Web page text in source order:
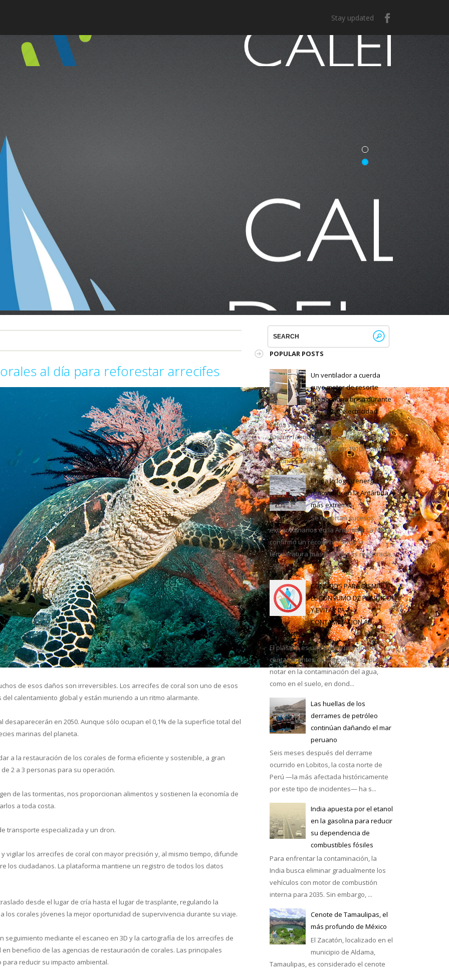
Stay updated
es el mejor calentador solar de México
que tan sana es el agua en tu casa
es el mejor calentador solar de México
al día para reforestar arrecifes
de esos daños son irreversibles. Los arrecifes de coral son uno de esos
calentamiento global y están muriendo a un ritmo alarmante.
desaparecerán en 2050. Aunque sólo ocupan el 0,1% de la superficie total del
marinas del planeta.
a la restauración de los corales de forma eficiente y sostenible, a gran
2 a 3 personas para su operación.
de las tormentas, nos proporcionan alimentos y sostienen la economía de
a toda costa.
transporte especializada y un dron.
vigilar los arrecifes de coral con mayor precisión y, al mismo tiempo, difunde
los ciudadanos. La plataforma mantiene un registro de todos los datos
desde el lugar de cría hasta el lugar de trasplante, regulando la
los corales jóvenes la mejor oportunidad de supervivencia durante su viaje.
mediante el escaneo en 3D y la cartografía de los arrecifes de
beneficio de las agencias de restauración de corales. Las principales
reducir su impacto ambiental.
POPULAR POSTS
Un ventilador a cuerda
cuyo motor de resorte
proporciona brisa durante
30 min sin electricidad
Estos ventiladores de cuerda o de reloj
fueron fabricados por E. Paillard & Co.
en Suiza en la década de 1910. Estaban
destinados a los...
China lo logra: energía
renovable en la Antártida
más extrema
Se reportan sucesos
extraordinarios en la Antártida. La NASA
confirmó un récord histórico: la
temperatura más baja jamás registrada,
–93,2 °...
CONSEJOS PARA DISMINUIR
EL CONSUMO DE PLÁSTICO
Y EVITAR LA
CONTAMINACIÓN AL
AMBIENTE
El plástico es uno de los principales
contaminantes del ambiente, se puede
notar en la contaminación del agua,
como en el suelo, en dond...
Las huellas de los
derrames de petróleo
continúan dañando el mar
peruano
Seis meses después del derrame
ocurrido en Lobitos, la costa norte de
Perú —la más afectada históricamente
por este tipo de incidentes— ha s...
India apuesta por el etanol
en la gasolina para reducir
su dependencia de
combustibles fósiles
Para enfrentar la contaminación, la
India busca eliminar gradualmente los
vehículos con motor de combustión
interna para 2035. Sin embargo, ...
Cenote de Tamaulipas, el
más profundo de México
El Zacatón, localizado en el
municipio de Aldama,
Tamaulipas, es considerado el cenote